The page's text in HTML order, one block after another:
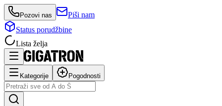
Pozovi nas
Piši nam
Status porudžbine
Lista želja
Kategorije Pogodnosti